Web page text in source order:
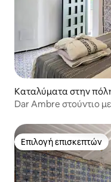
Καταλύματα στην
Dar Ambre στούντιο
Επιλογή επισκεπτών
Επιλογή επισκεπτών